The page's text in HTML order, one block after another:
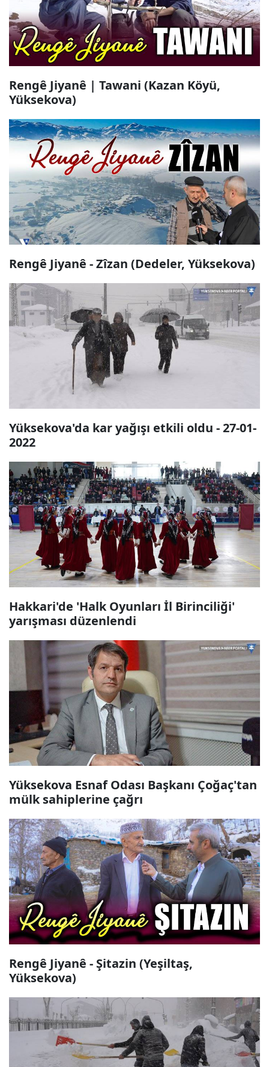
Rengê Jiyanê | Tawani (Kazan Köyü,
Yüksekova)
Rengê Jiyanê - Zîzan (Dedeler, Yüksekova)
Yüksekova'da kar yağışı etkili oldu - 27-01-
2022
Hakkari'de 'Halk Oyunları İl Birinciliği'
yarışması düzenlendi
Yüksekova Esnaf Odası Başkanı Çoğaç'tan
mülk sahiplerine çağrı
Rengê Jiyanê - Şitazin (Yeşiltaş,
Yüksekova)